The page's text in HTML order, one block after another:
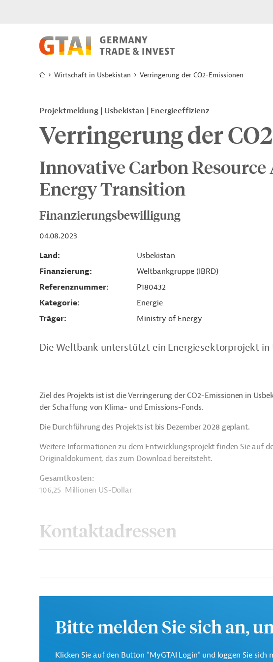
Wirtschaft in Usbekistan Verringerung der CO2-Emissionen
Projektmeldung Usbekistan Energieeffizienz
Verringerung der
Innovative Carbon
Energy Transition
Finanzierungsbewilligung
04.08.2023
Land
Usbekistan
Finanzierung
Weltbankgruppe (IBRD)
Referenznummer
P180432
Kategorie
Energie
Träger
Ministry of Energy
Die Weltbank unterstützt ein Energiesektorprojekt in
Ziel des Projekts ist ist die Verringerung der CO2-Emissionen in
der Schaffung von Klima- und Emissions-Fonds.
Die Durchführung des Projekts ist bis Dezember 2028 geplant.
Weitere Informationen zu dem Entwicklungsprojekt finden Sie auf
Originaldokument, das zum Download bereitsteht.
Gesamtkosten:
106,25 Millionen US-Dollar
Kontaktadressen
Weltbank
Ministry of Energy Projektträger
Bitte melden Sie sich an,
Klicken Sie auf den Button "MyGTAI Login" und loggen Sie